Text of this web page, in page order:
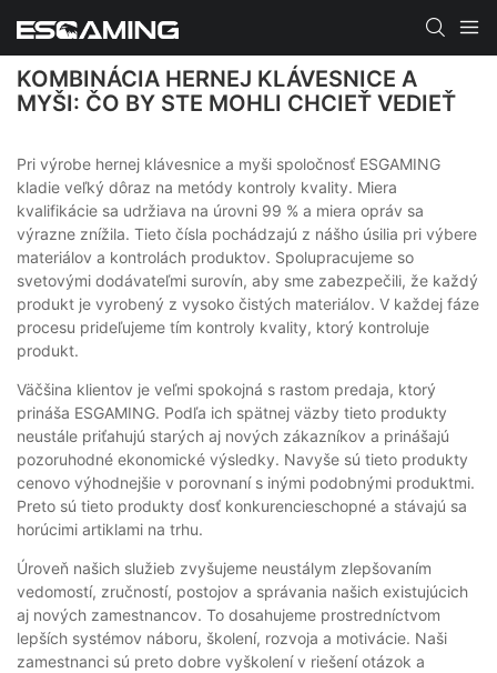
KOMBINÁCIA HERNEJ KLÁVESNICE A
MYŠI: ČO BY STE MOHLI CHCIEŤ VEDIEŤ
Pri výrobe hernej klávesnice a myši spoločnosť ESGAMING
kladie veľký dôraz na metódy kontroly kvality. Miera
kvalifikácie sa udržiava na úrovni 99 % a miera opráv sa
výrazne znížila. Tieto čísla pochádzajú z nášho úsilia pri výbere
materiálov a kontrolách produktov. Spolupracujeme so
svetovými dodávateľmi surovín, aby sme zabezpečili, že každý
produkt je vyrobený z vysoko čistých materiálov. V každej fáze
procesu prideľujeme tím kontroly kvality, ktorý kontroluje
produkt.
Väčšina klientov je veľmi spokojná s rastom predaja, ktorý
prináša ESGAMING. Podľa ich spätnej väzby tieto produkty
neustále priťahujú starých aj nových zákazníkov a prinášajú
pozoruhodné ekonomické výsledky. Navyše sú tieto produkty
cenovo výhodnejšie v porovnaní s inými podobnými produktmi.
Preto sú tieto produkty dosť konkurencieschopné a stávajú sa
horúcimi artiklami na trhu.
Úroveň našich služieb zvyšujeme neustálym zlepšovaním
vedomostí, zručností, postojov a správania našich existujúcich
aj nových zamestnancov. To dosahujeme prostredníctvom
lepších systémov náboru, školení, rozvoja a motivácie. Naši
zamestnanci sú preto dobre vyškolení v riešení otázok a